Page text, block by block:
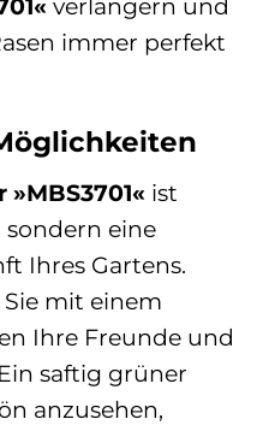
immer perfekt
ist
eine
Ihres Gartens.
Sie mit einem
Ihre Freunde und
saftig grüner
anzusehen,